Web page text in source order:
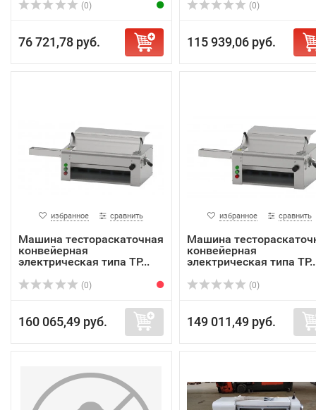
(0)
76 721,78 руб.
(0)
115 939,06 руб.
избранное сравнить
Машина тестораскаточная
конвейерная
электрическая типа ТР...
(0)
160 065,49 руб.
избранное сравнить
Машина
конвейерная
электрическая типа
(0)
149 011,49 руб.